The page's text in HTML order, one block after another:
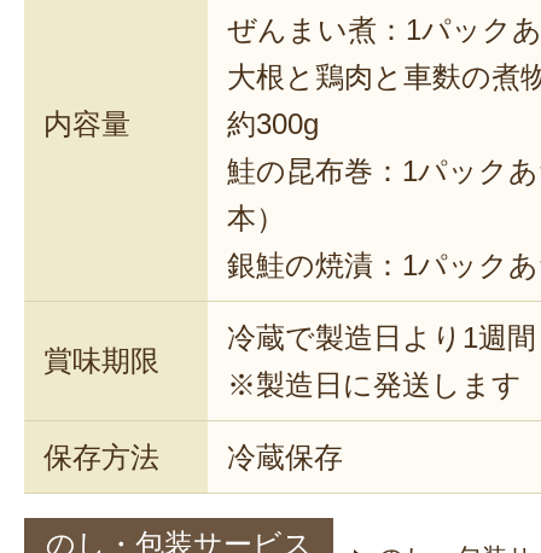
内容量
ぜんまい煮：1パック
大根と鶏肉と車麩の煮
約300g
鮭の昆布巻：1パック
本）
銀鮭の焼漬：1パック
賞味期限
冷蔵で製造日より1週間
※製造日に発送します
保存方法 冷蔵保存
のし・包装サービス